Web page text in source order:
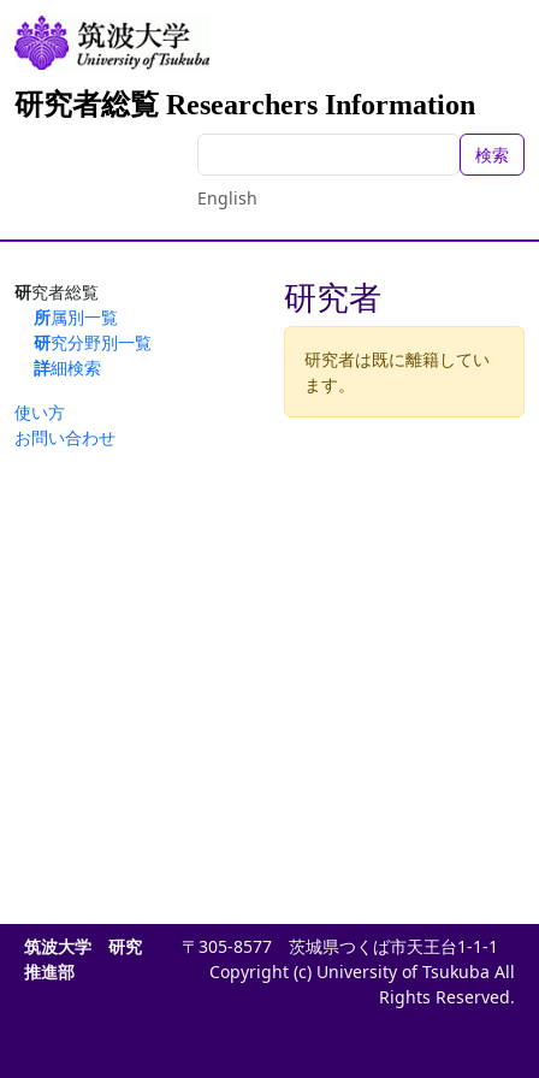
研究者総覧 Researchers Information
検索
English
研究者総覧
所属別一覧
研究分野別一覧
詳細検索
使い方
お問い合わせ
研究者
研究者は既に離籍してい
ます。
筑波大学 研究
推進部
〒305-8577 茨城県つくば市天王台1-1-1
Copyright (c) University of Tsukuba All
Rights Reserved.